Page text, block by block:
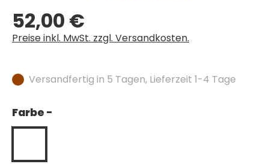
Regulärer Preis:
52,00 €
Preise inkl. MwSt. zzgl. Versandkosten.
Versandfertig in 5 Tagen, Lieferzeit 1-4 Tage
Farbe -